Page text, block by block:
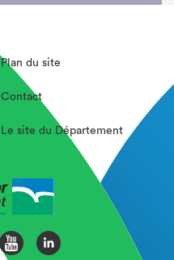
Plan du site
Contact
Le site du Département